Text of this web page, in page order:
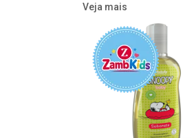
Veja mais